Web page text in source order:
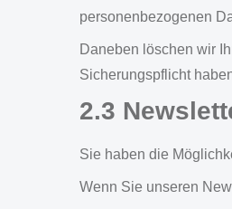
personenbezogenen
Daneben löschen wir
Sicherungspflicht
2.3
Sie haben die
Wenn Sie unseren